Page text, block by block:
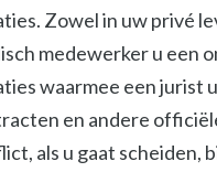
Zowel in uw privé
medewerker u een
waarmee een jurist
en andere
als u gaat scheiden,